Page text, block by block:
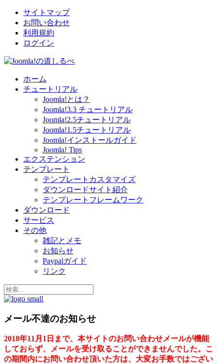
サイトマップ
お問い合わせ
利用規約
ログイン
ホーム
チュートリアル
Joomla!とは？
Joomla!3.3 チュートリアル
Joomla!2.5チュートリアル
Joomla!1.5チュートリアル
Joomla!インストールガイド
Joomla! Tips
エクステンション
テンプレート
テンプレートカスタマイズ
ダウンロードサイト紹介
テンプレートフレームワーク
ダウンロード
サービス
その他
雑記とメモ
お知らせ
Paypalガイド
リンク
メール不達のお知らせ
2018年11月1日まで、本サイトのお問い合わせメールが機能
しておらず、メールを受け取ることができませんでした。こ
の期間内にお問い合わせ頂いた方は、大変お手数ではござい